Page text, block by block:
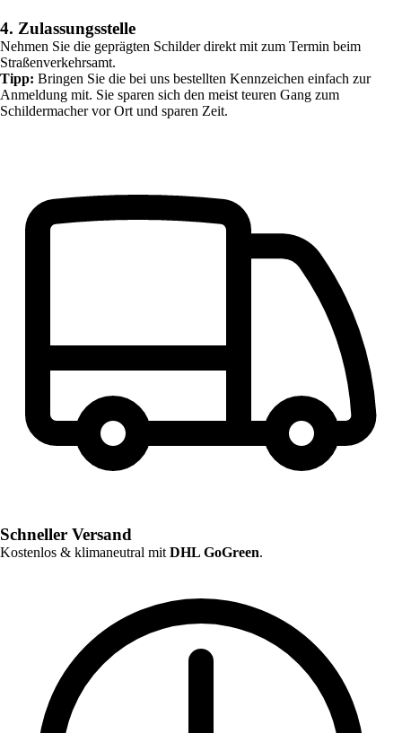
4. Zulassungsstelle
Nehmen Sie die geprägten Schilder direkt mit zum Termin beim
Straßenverkehrsamt.
Tipp: Bringen Sie die bei uns bestellten Kennzeichen einfach zur
Anmeldung mit. Sie sparen sich den meist teuren Gang zum
Schildermacher vor Ort und sparen Zeit.
Schneller Versand
Kostenlos & klimaneutral mit DHL GoGreen.